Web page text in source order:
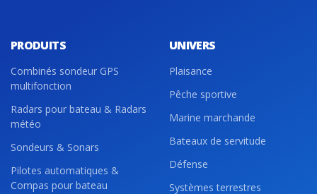
PRODUITS
Combinés sondeur GPS
multifonction
Radars pour bateau & Radars
météo
Sondeurs & Sonars
Pilotes automatiques &
Compas pour bateau
UNIVERS
Plaisance
Pêche sportive
Marine marchande
Bateaux de servitude
Défense
Systèmes terrestres